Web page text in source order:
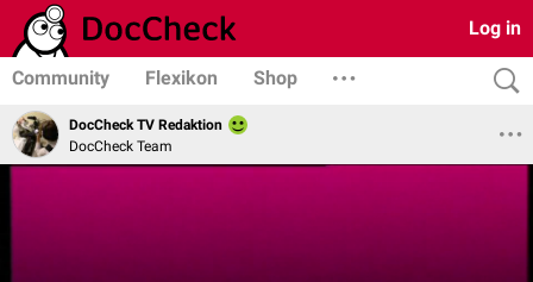
Log in
Community Flexikon Shop
DocCheck TV Redaktion
DocCheck Team